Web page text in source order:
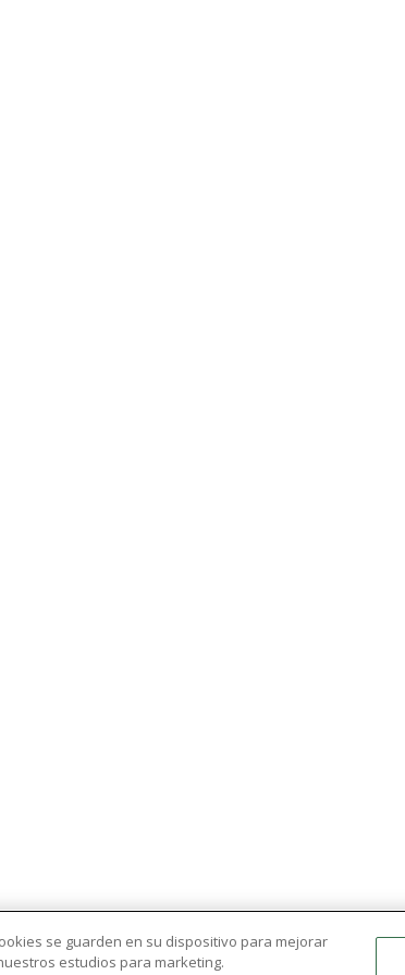
se guarden en su dispositivo para mejorar
estudios para marketing.